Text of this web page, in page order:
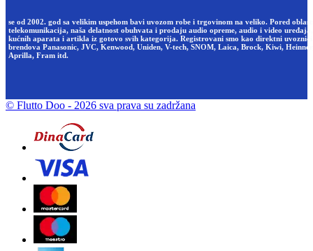
se od 2002. god sa velikim uspehom bavi uvozom robe i trgovinom na veliko. Pored
telekomunikacija, naša delatnost obuhvata i prodaju audio opreme, audio i video uređaja,
kućnih aparata i artikla iz gotovo svih kategorija. Registrovani smo kao direktni uvoznici
brendova Panasonic, JVC, Kenwood, Uniden, V-tech, SNOM, Laica, Brock, Kiwi,
Aprilla, Fram itd.
© Flutto Doo - 2026 sva prava su zadržana